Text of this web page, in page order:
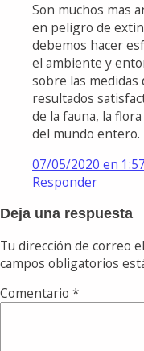
Son muchos mas
en peligro de
debemos hacer
el ambiente y
sobre las
resultados
de la fauna, la
del mundo entero.
07/05/2020 en
Responder
Deja una respuesta
Tu dirección de correo
campos obligatorios
Comentario *